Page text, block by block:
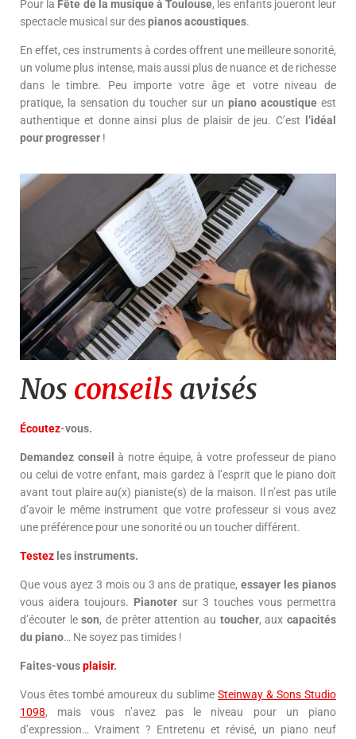
Pour la Fête de la musique à Toulouse, les enfants joueront leur
spectacle musical sur despianos acoustiques.
En effet, ces instruments à cordes offrent une meilleure sonorité,
un volume plus intense, mais aussi plus de nuance et de richesse
dans le timbre. Peu importe votre âge et votre niveau de
pratique, la sensation du toucher sur un piano acoustique est
authentique et donne ainsi plus de plaisir de jeu. C’est
l’idéal
pour progresser !
Nos conseils avisés
Écoutez-vous.
Demandez conseil à notre équipe, à votre professeur de piano
ou celui de votre enfant, mais gardez à l’esprit que le piano doit
avant tout plaire au(x) pianiste(s) de la maison. Il n’est pas utile
d’avoir le même instrument que votre professeur si vous avez
une préférence pour une sonorité ou un toucher différent.
Testez les instruments.
Que vous ayez 3 mois ou 3 ans de pratique,essayer les pianos
vous aidera toujours. Pianoter sur 3 touches vous permettra
d’écouter leson, de prêter attention au toucher, auxcapacités
du piano… Ne soyez pas timides !
Faites-vousplaisir.
Vous êtes tombé amoureux du sublime Steinway & Sons Studio
1098, mais vous n’avez pas le niveau pour un piano
d’expression… Vraiment ? Entretenu et révisé, un piano neuf